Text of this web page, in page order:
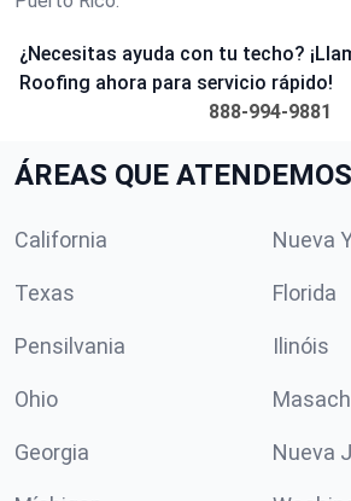
¿Necesitas ayuda con tu techo?
Roofing ahora para servicio rápido!
888-994-9881
ÁREAS QUE ATENDEMOS
California Nueva
Texas Florida
Pensilvania Ilinóis
Ohio
Georgia Nueva